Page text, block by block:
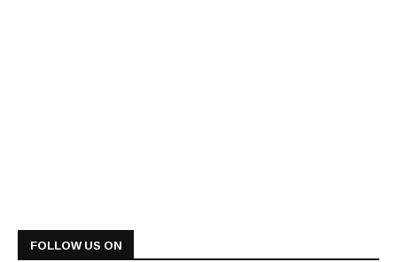
FOLLOW US ON